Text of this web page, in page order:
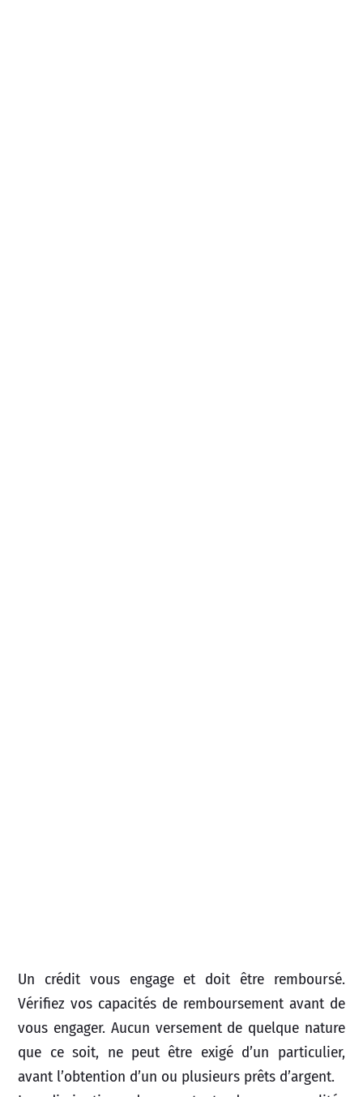
Un crédit vous engage et doit être remboursé.
Vérifiez vos capacités de remboursement avant de
vous engager. Aucun versement de quelque nature
que ce soit, ne peut être exigé d’un particulier,
avant l’obtention d’un ou plusieurs prêts d’argent.